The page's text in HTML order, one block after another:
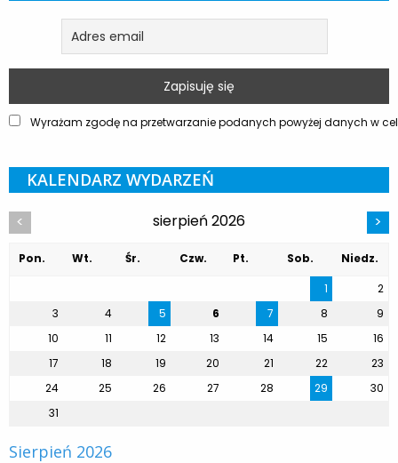
Wyrażam zgodę na przetwarzanie podanych powyżej danych w
KALENDARZ WYDARZEŃ
< sierpień 2026 >
Pon. Wt. Śr. Czw. Pt. Sob.
Niedz.
1
2
3
4 5 6 7 8
9
10
11 12 13 14 15
16
17
18 19 20 21 22
23
24
25 26 27 28 29
30
31
Sierpień 2026